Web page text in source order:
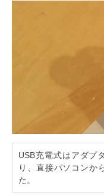
USB充電式はアダプ
り、直接パソコンか
た。